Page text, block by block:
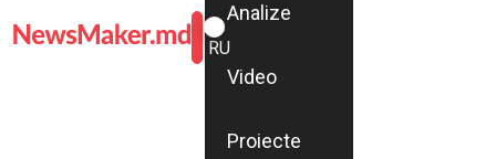
ROMÂNĂ
RU
Analize
Video
Proiecte